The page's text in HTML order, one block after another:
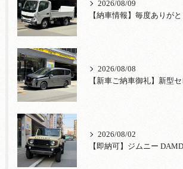
2026/08/09
2026/08/08
2026/08/02